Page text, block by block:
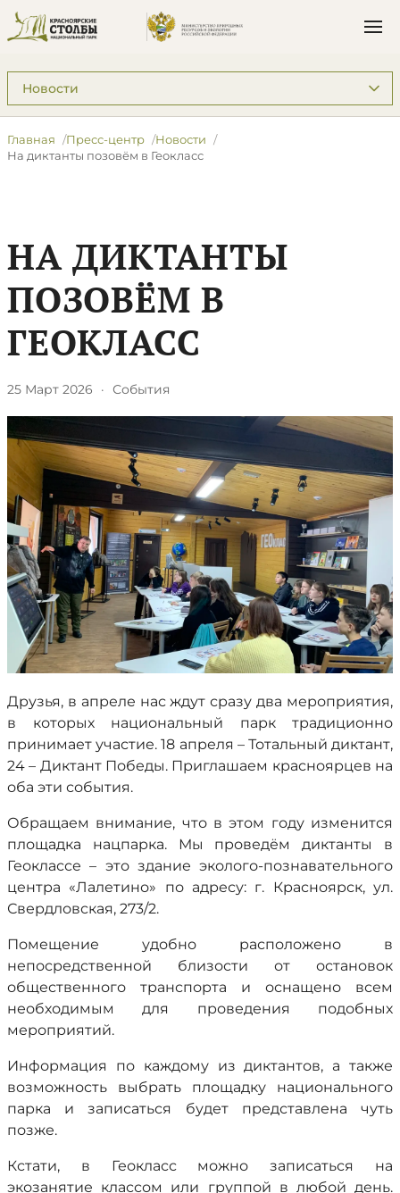
Подразделы: Пресс-центр
Главная Пресс-центр
Новости
На диктанты позовём в Геокласс
НА ДИКТАНТЫ
ПОЗОВЁМ В
ГЕОКЛАСС
25 Март 2026 · События
Друзья, в апреле нас ждут сразу два мероприятия,
в которых национальный парк традиционно
принимает участие. 18 апреля – Тотальный диктант,
24 – Диктант Победы. Приглашаем красноярцев на
оба эти события.
Обращаем внимание, что в этом году изменится
площадка нацпарка. Мы проведём диктанты в
Геоклассе – это здание эколого-познавательного
центра «Лалетино» по адресу: г. Красноярск, ул.
Свердловская, 273/2.
Помещение удобно расположено в
непосредственной близости от остановок
общественного транспорта и оснащено всем
необходимым для проведения подобных
мероприятий.
Информация по каждому из диктантов, а также
возможность выбрать площадку национального
парка и записаться будет представлена чуть
позже.
Кстати, в Геокласс можно записаться на
экозанятие классом или группой в любой день.